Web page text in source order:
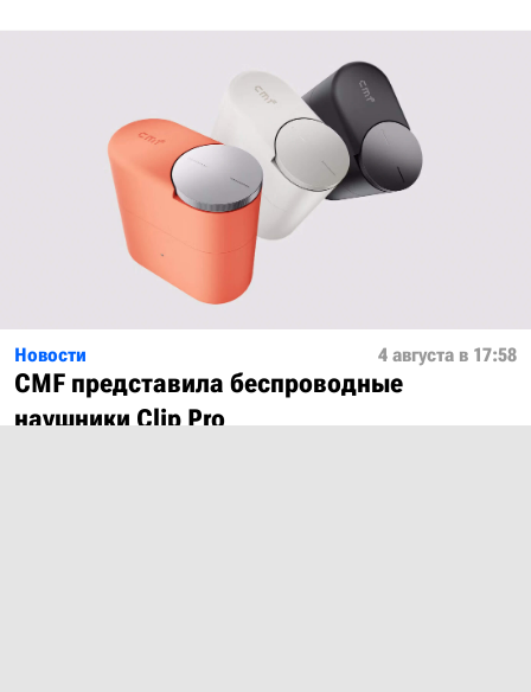
Новости 4 августа в 17:58
CMF представила беспроводные
наушники Clip Pro